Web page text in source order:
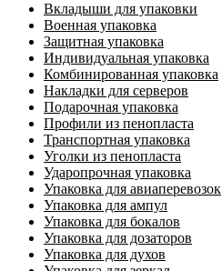
Вкладыши для упаковки
Военная упаковка
Защитная упаковка
Индивидуальная упаковка
Комбинированная упаковка
Накладки для серверов
Подарочная упаковка
Профили из пенопласта
Транспортная упаковка
Уголки из пенопласта
Ударопрочная упаковка
Упаковка для авиаперевозок
Упаковка для ампул
Упаковка для бокалов
Упаковка для дозаторов
Упаковка для духов